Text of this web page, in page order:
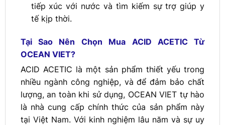
tiếp xúc với nước và tìm kiếm sự trợ giúp y
tế kịp thời.
Tại Sao Nên Chọn Mua ACID ACETIC Từ
OCEAN VIET?
ACID ACETIC là một sản phẩm thiết yếu trong
nhiều ngành công nghiệp, và để đảm bảo chất
lượng, an toàn khi sử dụng, OCEAN VIET tự hào
là nhà cung cấp chính thức của sản phẩm này
tại Việt Nam. Với kinh nghiệm lâu năm và sự uy